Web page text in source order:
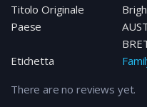
Titolo Originale
Paese
Etichetta
There are no reviews yet.